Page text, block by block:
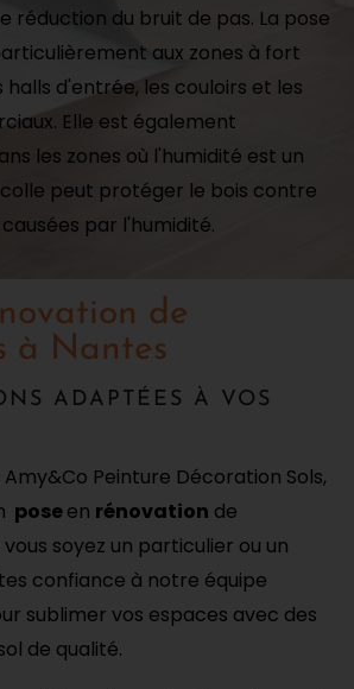
réduction du bruit de pas. La pose
aux zones à fort
d'entrée, les couloirs et les
Elle est également
les zones où l'humidité est un
peut protéger le bois contre
par l'humidité.
de
à Nantes
ADAPTÉES À VOS
Peinture Décoration Sols,
poseen rénovation de
vous soyez un particulier ou un
confiance à notre équipe
sublimer vos espaces avec des
de qualité.